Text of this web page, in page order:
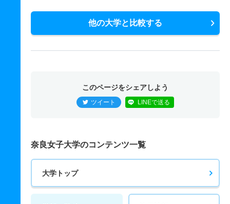
他の大学と比較する
このページをシェアしよう
ツイート LINEで送る
奈良女子大学のコンテンツ一覧
大学トップ